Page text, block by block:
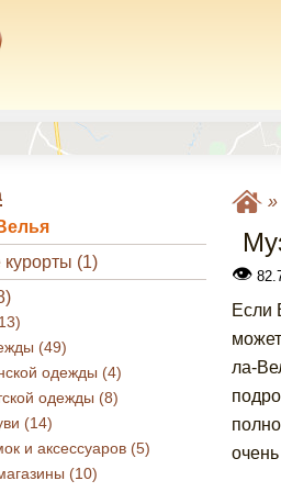
(1)
(49)
одежды (4)
одежды (8)
(14)
и аксессуаров (5)
(10)
»
👁
Если
ла-